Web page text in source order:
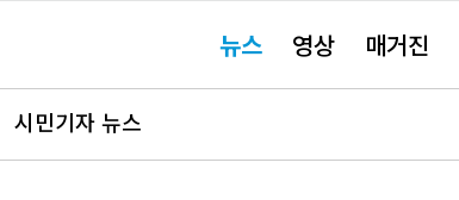
요뉴스 영상 매거진
시민기자 뉴스